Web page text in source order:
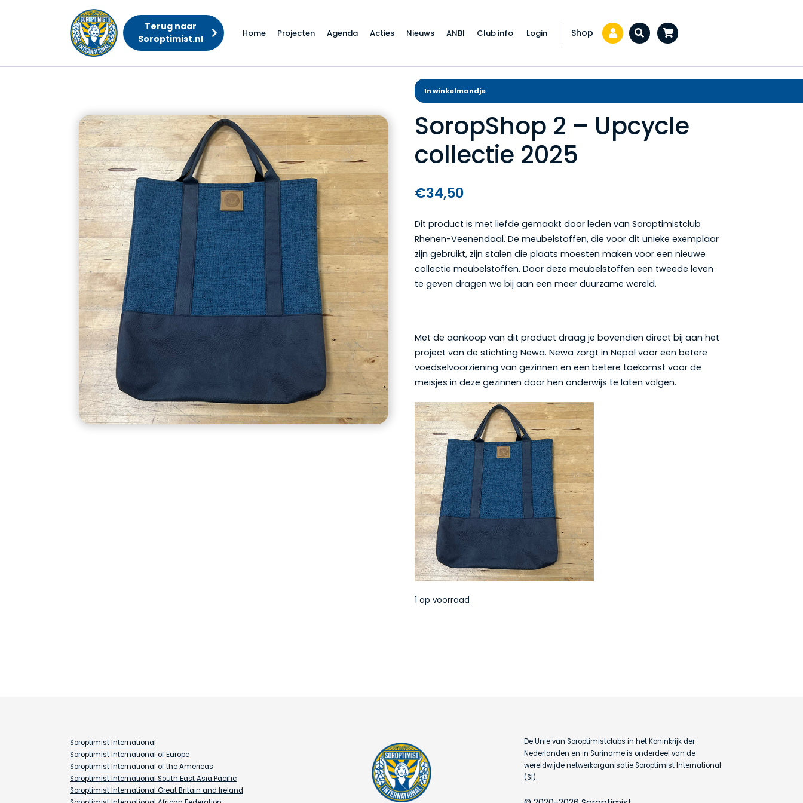
Terug naar
Soroptimist.nl
Home Projecten Agenda Acties Nieuws ANBI Club info Login Shop Zoeken...
SoropShop 2 – Upcycle
collectie 2025
€34,50
Dit product is met liefde gemaakt door leden van Soroptimistclub
Rhenen-Veenendaal. De meubelstoffen, die voor dit unieke exemplaar
zijn gebruikt, zijn stalen die plaats moesten maken voor een nieuwe
collectie meubelstoffen. Door deze meubelstoffen een tweede leven
te geven dragen we bij aan een meer duurzame wereld.
Met de aankoop van dit product draag je bovendien direct bij aan het
project van de stichting Newa. Newa zorgt in Nepal voor een betere
voedselvoorziening van gezinnen en een betere toekomst voor de
meisjes in deze gezinnen door hen onderwijs te laten volgen.
1 op voorraad
In winkelmandje
Soroptimist International
Soroptimist International of Europe
Soroptimist International of the Americas
Soroptimist International South East Asia Pacific
Soroptimist International Great Britain and Ireland
De Unie van Soroptimistclubs in het Koninkrijk der
Nederlanden en in Suriname is onderdeel van de
wereldwijde netwerkorganisatie Soroptimist International
(SI).